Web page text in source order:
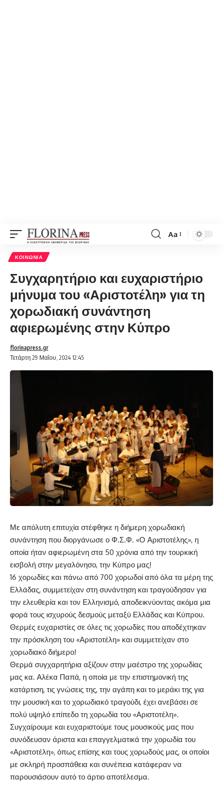
Font
Aa
ΚΟΙΝΩΝΊΑ
Συγχαρητήριο και ευχαριστήριο
μήνυμα του «Αριστοτέλη» για τη
χορωδιακή συνάντηση
αφιερωμένης στην Κύπρο
Τετάρτη 29 Μαΐου, 2024 12:45
florinapress.gr
Με απόλυτη επιτυχία στέφθηκε η διήμερη χορωδιακή
συνάντηση που διοργάνωσε ο Φ.Σ.Φ. «Ο Αριστοτέλης», η
οποία ήταν αφιερωμένη στα 50 χρόνια από την τουρκική
εισβολή στην μεγαλόνησο, την Κύπρο μας!
16 χορωδίες και πάνω από 700 χορωδοί από όλα τα μέρη της
Ελλάδας, συμμετείχαν στη συνάντηση και τραγούδησαν για
την ελευθερία και τον Ελληνισμό, αποδεικνύοντας ακόμα μια
φορά τους ισχυρούς δεσμούς μεταξύ Ελλάδας και Κύπρου.
Θερμές ευχαριστίες σε όλες τις χορωδίες που αποδέχτηκαν
την πρόσκληση του «Αριστοτέλη» και συμμετείχαν στο
χορωδιακό διήμερο!
Θερμά συγχαρητήρια αξίζουν στην μαέστρο της χορωδίας
μας κα. Αλέκα Παπά, η οποία με την επιστημονική της
κατάρτιση, τις γνώσεις της, την αγάπη και το μεράκι της για
την μουσική και το χορωδιακό τραγούδι, έχει ανεβάσει σε
πολύ υψηλό επίπεδο τη χορωδία του «Αριστοτέλη».
Συγχαίρουμε και ευχαριστούμε τους μουσικούς μας που
συνόδευσαν άριστα και επαγγελματικά την χορωδία του
«Αριστοτέλη», όπως επίσης και τους χορωδούς μας, οι οποίοι
με σκληρή προσπάθεια και συνέπεια κατάφεραν να
παρουσιάσουν αυτό το άρτιο αποτέλεσμα.